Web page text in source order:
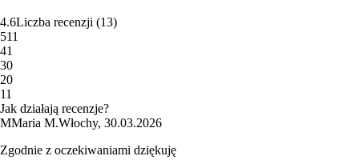
4.6Liczba recenzji (13)
511
41
30
20
11
Jak działają recenzje?
MMaria M.Włochy, 30.03.2026
Zgodnie z oczekiwaniami dziękuję